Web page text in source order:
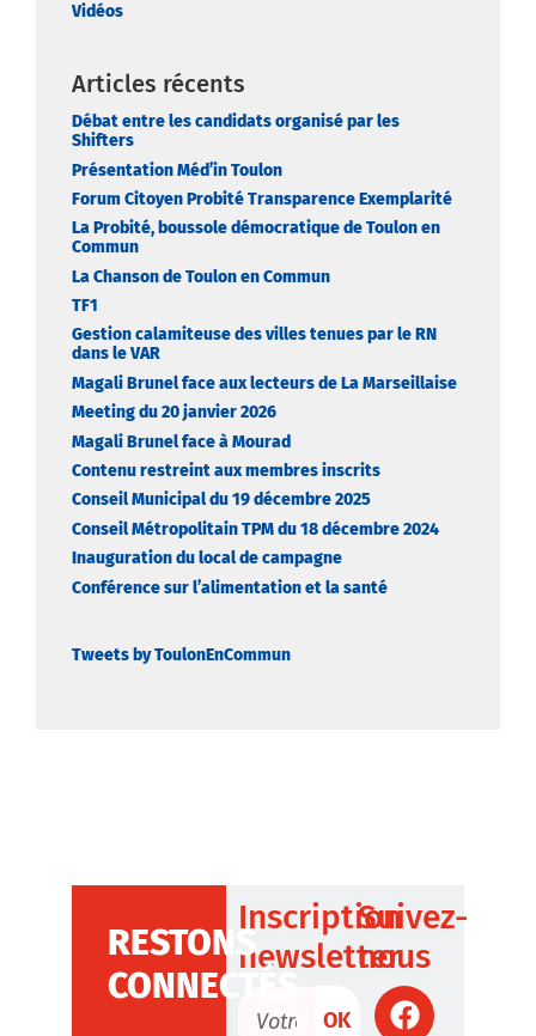
Vidéos
Articles récents
Débat entre les candidats organisé par les
Shifters
Présentation Méd’in Toulon
Forum Citoyen Probité Transparence Exemplarité
La Probité, boussole démocratique de Toulon en
Commun
La Chanson de Toulon en Commun
TF1
Gestion calamiteuse des villes tenues par le RN
dans le VAR
Magali Brunel face aux lecteurs de La Marseillaise
Meeting du 20 janvier 2026
Magali Brunel face à Mourad
Contenu restreint aux membres inscrits
Conseil Municipal du 19 décembre 2025
Conseil Métropolitain TPM du 18 décembre 2024
Inauguration du local de campagne
Conférence sur l’alimentation et la santé
Tweets by ToulonEnCommun
Inscription
newsletter
OK
Suivez-
nous
RESTONS
CONNECTÉS